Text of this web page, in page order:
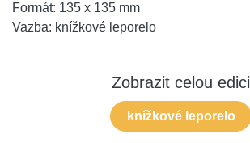
Formát: 135 x 135 mm
Vazba: knížkové leporelo
Zobrazit celou edici
knížkové leporelo